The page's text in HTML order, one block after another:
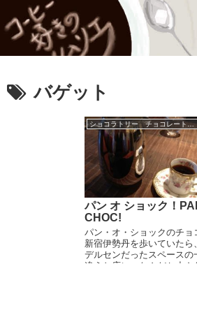
バゲット
ショコラトリー チョコレートブランド
パン オ ショック！
CHOC!
パン・オ・ショックのチョ
新宿伊勢丹を歩いていたら
デルセンだったスペースの
違うお店に。なんだか小さ